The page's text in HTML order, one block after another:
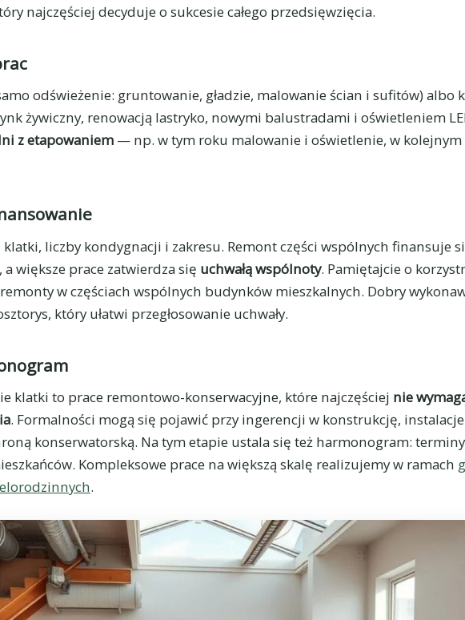
najczęściej decyduje o sukcesie całego przedsięwzięcia.
odświeżenie: gruntowanie, gładzie, malowanie ścian i sufitów) albo
żywiczny, renowacją lastryko, nowymi balustradami i oświetleniem
z etapowaniem — np. w tym roku malowanie i oświetlenie, w kolejnym
klatki, liczby kondygnacji i zakresu. Remont części wspólnych finansuje
, a większe prace zatwierdza się uchwałą wspólnoty. Pamiętajcie o
w częściach wspólnych budynków mieszkalnych. Dobry
który ułatwi przegłosowanie uchwały.
klatki to prace remontowo-konserwacyjne, które najczęściej nie
. Formalności mogą się pojawić przy ingerencji w konstrukcję, instalacje
konserwatorską. Na tym etapie ustala się też harmonogram:
Kompleksowe prace na większą skalę realizujemy w ramach
.